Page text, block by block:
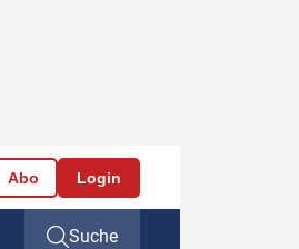
Abo Login
Suche